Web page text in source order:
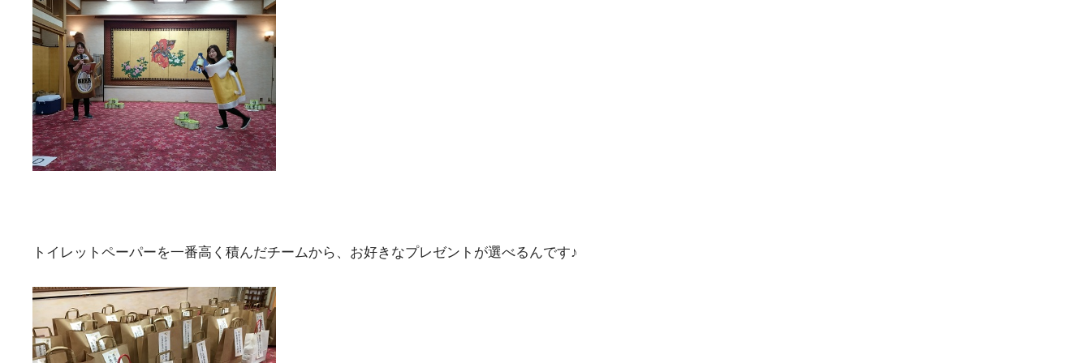
トイレットペーパーを一番高く積んだチームから、お好きなプレゼントが選べるんです♪